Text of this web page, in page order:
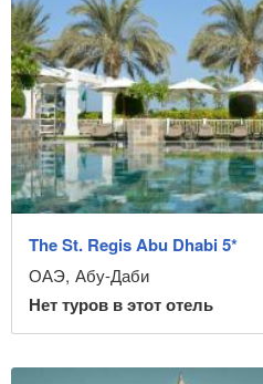
The St. Regis Abu Dhabi 5*
ОАЭ, Абу-Даби
Нет туров в этот отель